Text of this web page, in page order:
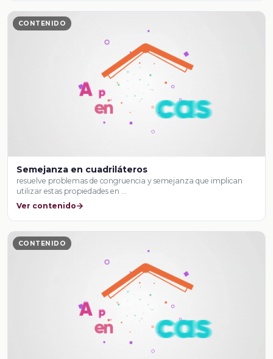
CONTENIDO
Semejanza en cuadriláteros
resuelve problemas de congruencia y semejanza que implican
utilizar estas propiedades en …
Ver contenido
CONTENIDO